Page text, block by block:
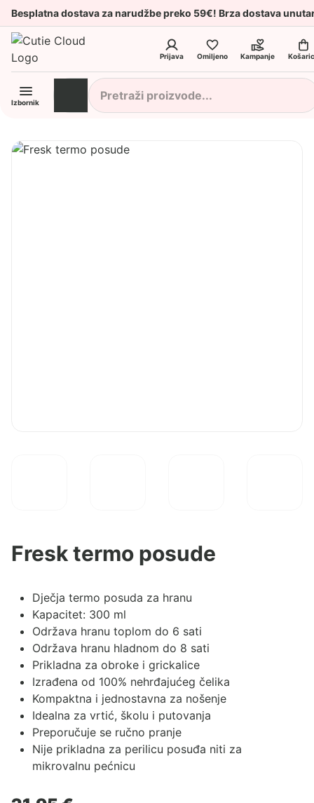
Besplatna dostava za narudžbe preko 59€! Brza dostava
Prijava Omiljeno Kampanje
Izbornik
Fresk termo posude
Dječja termo posuda za hranu
Kapacitet: 300 ml
Održava hranu toplom do 6 sati
Održava hranu hladnom do 8 sati
Prikladna za obroke i grickalice
Izrađena od 100% nehrđajućeg čelika
Kompaktna i jednostavna za nošenje
Idealna za vrtić, školu i putovanja
Preporučuje se ručno pranje
Nije prikladna za perilicu posuđa niti za
mikrovalnu pećnicu